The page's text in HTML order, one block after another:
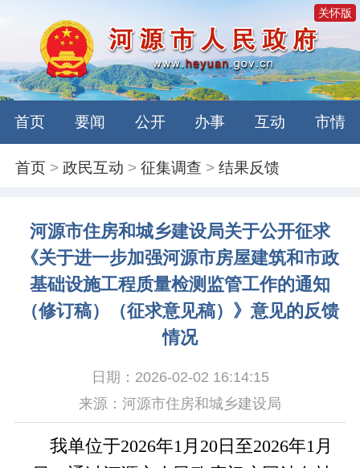
关怀版
首页 要闻 公开 办事 互动 市情
首页 >政民互动 >征集调查 >结果反馈
河源市住房和城乡建设局关于公开征求
《关于进一步加强河源市房屋建筑和市政
基础设施工程质量检测监管工作的通知
（修订稿）（征求意见稿）》意见的反馈
情况
日期：2026-02-02 16:14:15
来源：河源市住房和城乡建设局
我单位于2026年1月20日至2026年1月